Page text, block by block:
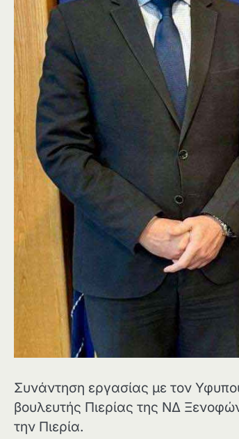
Συνάντηση εργασίας με τον
βουλευτής Πιερίας της ΝΔ
την Πιερία.